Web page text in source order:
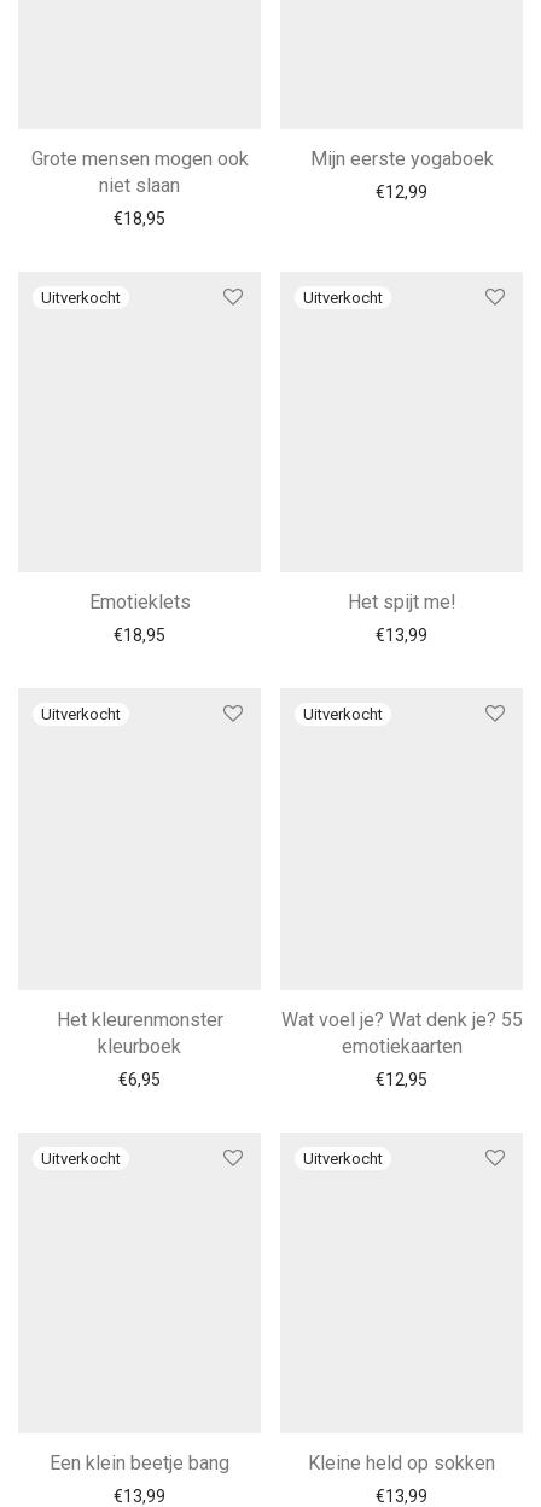
Grote mensen mogen ook
niet slaan
€18,95
Mijn eerste yogaboek
€12,99
Emotieklets
€18,95
Het spijt me!
€13,99
Het kleurenmonster
kleurboek
€6,95
Wat voel je? Wat denk je? 55
emotiekaarten
€12,95
Een klein beetje bang
€13,99
Kleine held op sokken
€13,99